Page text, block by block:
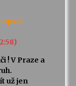
! V Praze a
už jen